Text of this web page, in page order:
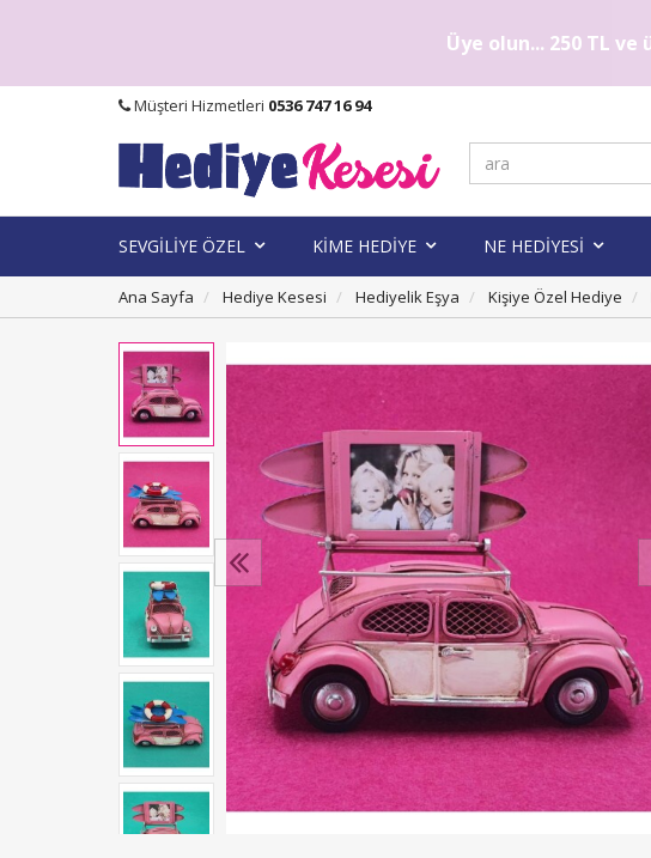
Üye olun... 250 TL
Müşteri Hizmetleri 0536 747 16 94
SEVGİLİYE ÖZEL KİME HEDİYE NE HEDİYESİ
Ana Sayfa Hediye Kesesi Hediyelik Eşya Kişiye Özel Hediye